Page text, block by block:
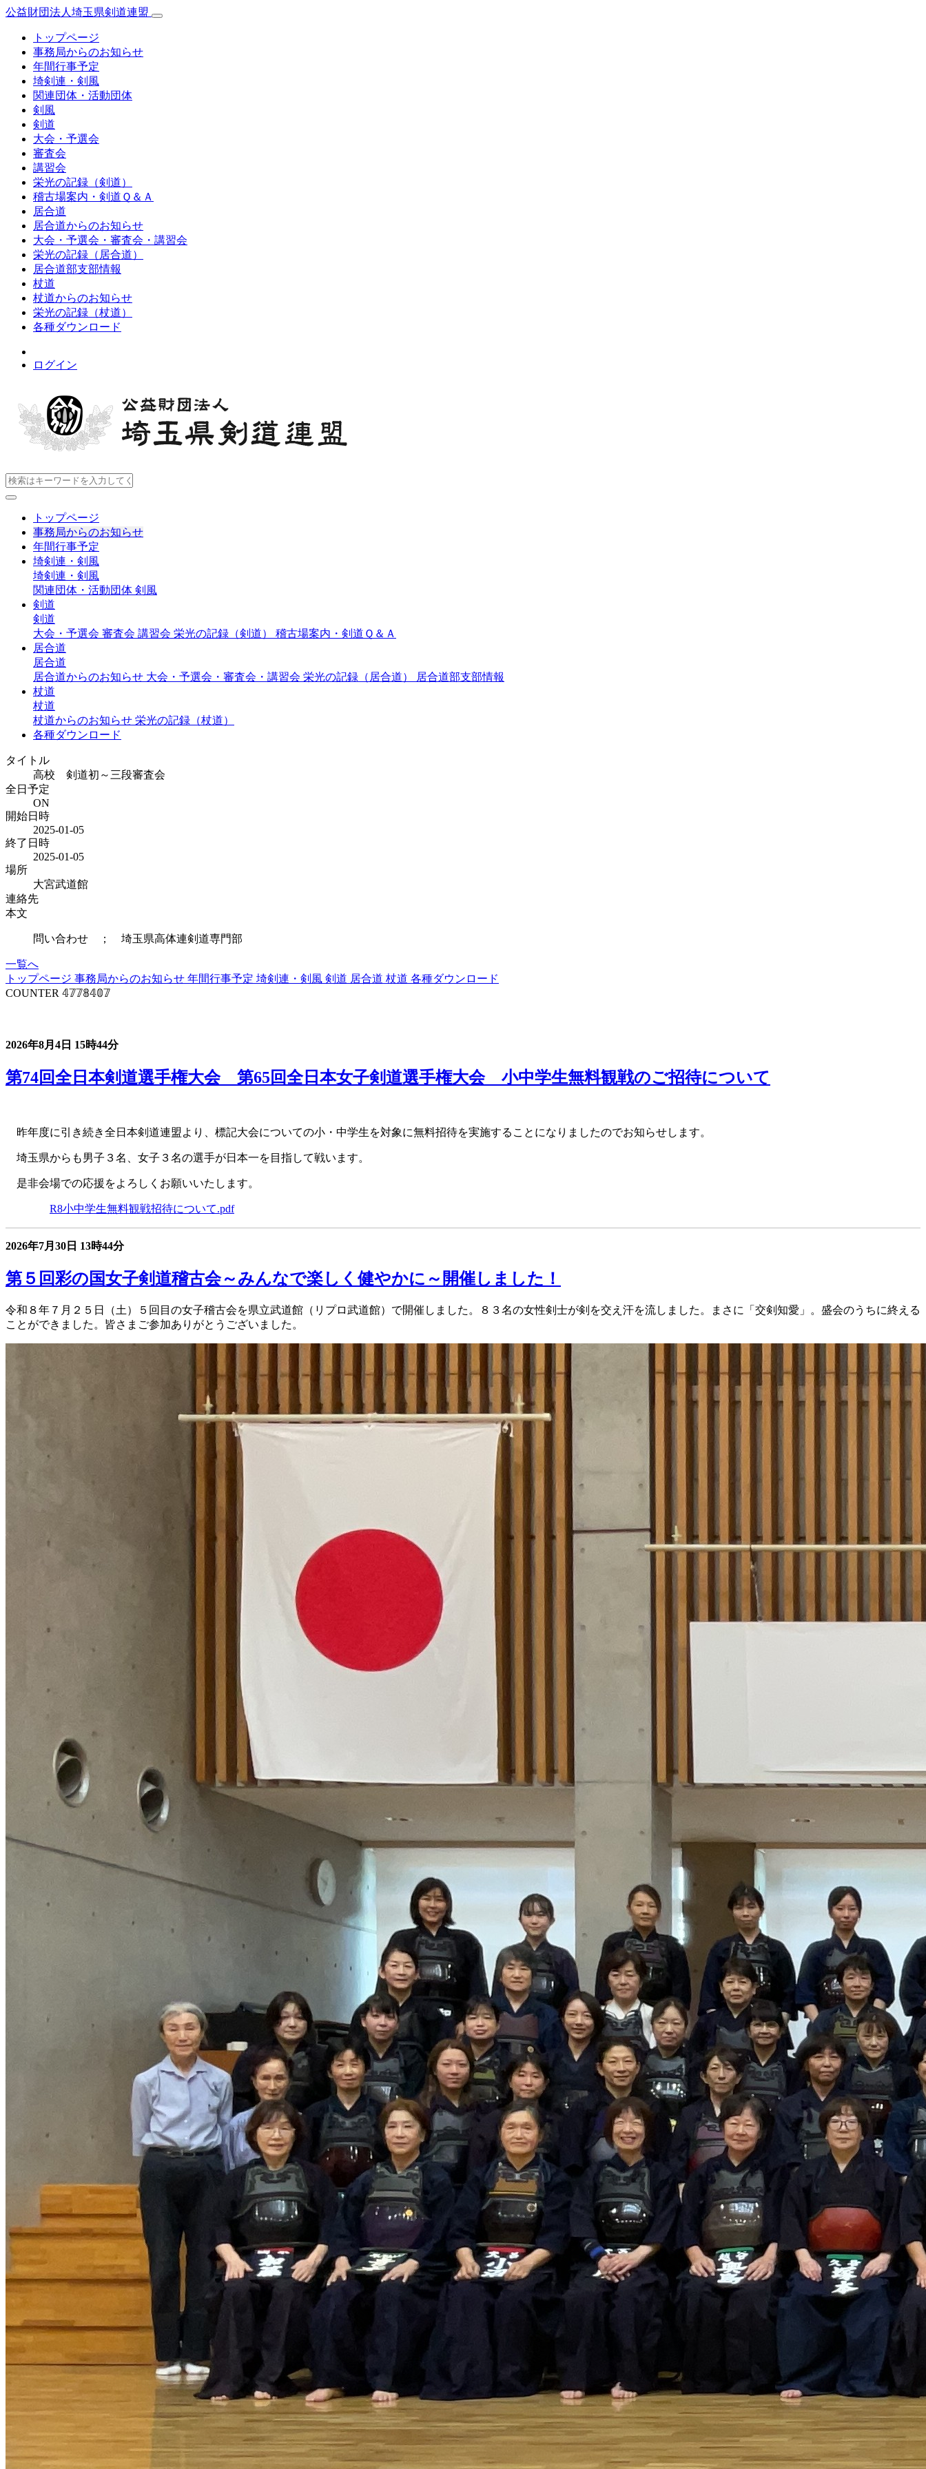
公益財団法人埼玉県剣道連盟
トップページ
事務局からのお知らせ
年間行事予定
埼剣連・剣風
関連団体・活動団体
剣風
剣道
大会・予選会
審査会
講習会
栄光の記録（剣道）
稽古場案内・剣道Ｑ＆Ａ
居合道
居合道からのお知らせ
大会・予選会・審査会・講習会
栄光の記録（居合道）
居合道部支部情報
杖道
杖道からのお知らせ
栄光の記録（杖道）
各種ダウンロード
ログイン
トップページ
事務局からのお知らせ
年間行事予定
埼剣連・剣風
埼剣連・剣風
関連団体・活動団体 剣風
剣道
剣道
大会・予選会 審査会 講習会 栄光の記録（剣道） 稽古場案内・剣道Ｑ＆Ａ
居合道
居合道
居合道からのお知らせ 大会・予選会・審査会・講習会 栄光の記録（居合道）
居合道部支部情報
杖道
杖道
杖道からのお知らせ 栄光の記録（杖道）
各種ダウンロード
タイトル
高校 剣道初～三段審査会
全日予定
ON
開始日時
2025-01-05
終了日時
2025-01-05
場所
大宮武道館
連絡先
本文
問い合わせ ； 埼玉県高体連剣道専門部
一覧へ
トップページ 事務局からのお知らせ 年間行事予定 埼剣連・剣風 剣道 居合道 杖道 各種ダウンロード
COUNTER 𝟜𝟟𝟟𝟠𝟜𝟘𝟟
2026年8月4日 15時44分
第74回全日本剣道選手権大会 第65回全日本女子剣道選手権大会 小中学生無料観戦のご招待について
昨年度に引き続き全日本剣道連盟より、標記大会についての小・中学生を対象に無料招待を実施することになりましたのでお知らせします。
埼玉県からも男子３名、女子３名の選手が日本一を目指して戦います。
是非会場での応援をよろしくお願いいたします。
R8小中学生無料観戦招待について.pdf
2026年7月30日 13時44分
第５回彩の国女子剣道稽古会～みんなで楽しく健やかに～開催しました！
令和８年７月２５日（土）５回目の女子稽古会を県立武道館（リプロ武道館）で開催しました。８３名の女性剣士が剣を交え汗を流しました。まさに「交剣知愛」。盛会のうちに終える
ことができました。皆さまご参加ありがとうございました。